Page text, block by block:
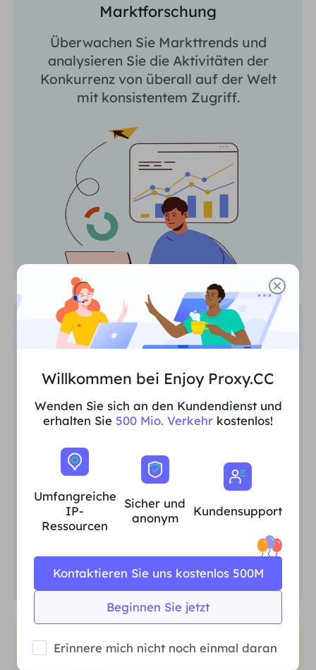
Marktforschung
Überwachen Sie Markttrends und
analysieren Sie die Aktivitäten der
Konkurrenz von überall auf der Welt
mit konsistentem Zugriff.
SEO-Überwachung
Daten, führen Sie
Wettbewerbsanalysen durch,
überwachen Sie SERPs und gewinnen
Social-Media-Marketing
Willkommen bei Enjoy Proxy.CC
Wenden Sie sich an den Kundendienst und
erhalten Sie 500 Mio. Verkehr kostenlos!
Umfangreiche
IP-
Ressourcen
Sicher und
anonym
Kundensupport
Beginnen Sie jetzt
Kontaktieren Sie uns kostenlos 500M
Erinnere mich nicht noch einmal daran